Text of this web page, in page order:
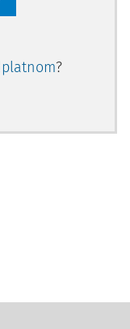
?